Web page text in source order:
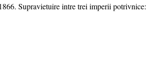
Supravietuire intre trei imperii potrivnice: